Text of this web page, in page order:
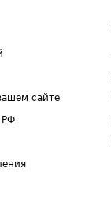
сайте
РФ